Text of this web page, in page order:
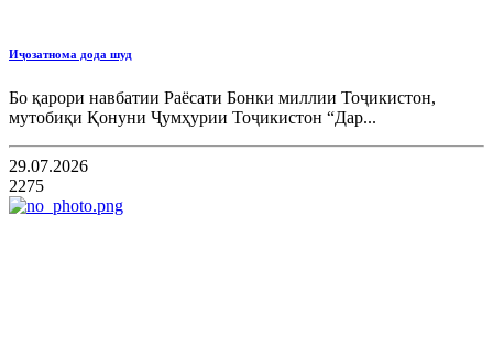
Иҷозатнома дода шуд
Бо қарори навбатии Раёсати Бонки миллии Тоҷикистон,
мутобиқи Қонуни Ҷумҳурии Тоҷикистон “Дар...
29.07.2026
2275